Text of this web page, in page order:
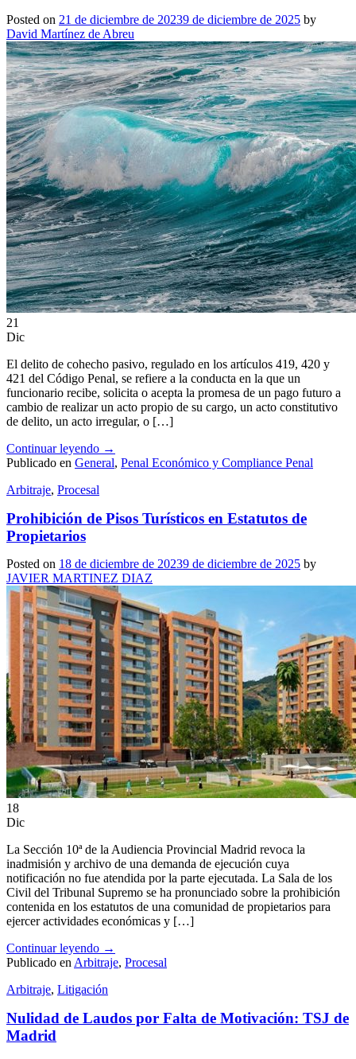
Posted on 21 de diciembre de 20239 de diciembre de 2025 by
David Martínez de Abreu
21
Dic
El delito de cohecho pasivo, regulado en los artículos 419, 420 y
421 del Código Penal, se refiere a la conducta en la que un
funcionario recibe, solicita o acepta la promesa de un pago futuro a
cambio de realizar un acto propio de su cargo, un acto constitutivo
de delito, un acto irregular, o […]
Continuar leyendo →
Publicado en General, Penal Económico y Compliance Penal
Arbitraje, Procesal
Prohibición de Pisos Turísticos en Estatutos de
Propietarios
Posted on 18 de diciembre de 20239 de diciembre de 2025 by
JAVIER MARTINEZ DIAZ
18
Dic
La Sección 10ª de la Audiencia Provincial Madrid revoca la
inadmisión y archivo de una demanda de ejecución cuya
notificación no fue atendida por la parte ejecutada. La Sala de los
Civil del Tribunal Supremo se ha pronunciado sobre la prohibición
contenida en los estatutos de una comunidad de propietarios para
ejercer actividades económicas y […]
Continuar leyendo →
Publicado enArbitraje, Procesal
Arbitraje, Litigación
Nulidad de Laudos por Falta de Motivación: TSJ de
Madrid